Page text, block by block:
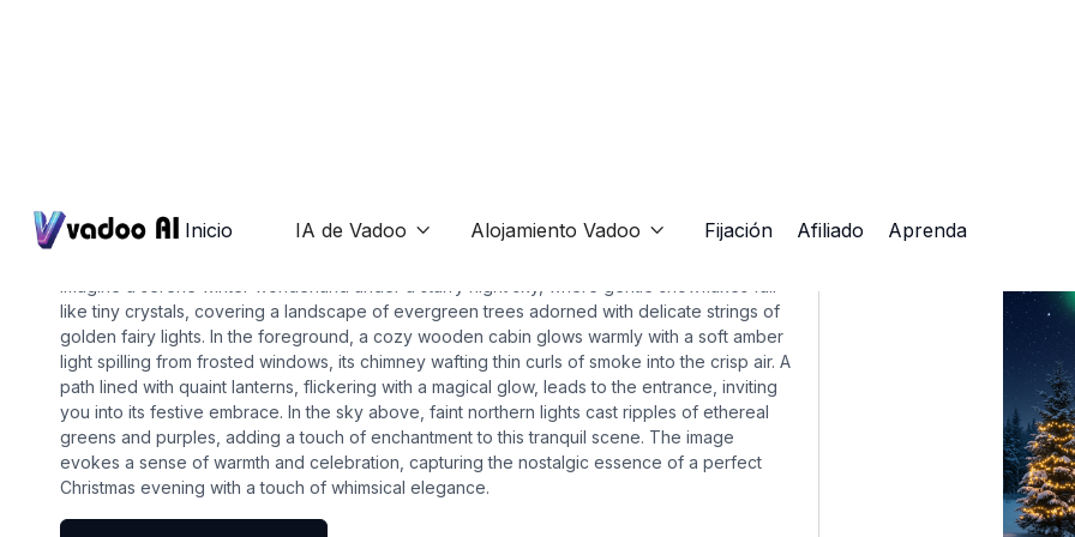
Inicio IA de Vadoo  Alojamiento Vadoo  Fijación Afiliado Aprenda
christmas wallpaper aesthetic
like tiny crystals, covering a landscape of evergreen trees adorned with delicate strings of
golden fairy lights. In the foreground, a cozy wooden cabin glows warmly with a soft amber
light spilling from frosted windows, its chimney wafting thin curls of smoke into the crisp air. A
path lined with quaint lanterns, flickering with a magical glow, leads to the entrance, inviting
you into its festive embrace. In the sky above, faint northern lights cast ripples of ethereal
greens and purples, adding a touch of enchantment to this tranquil scene. The image
evokes a sense of warmth and celebration, capturing the nostalgic essence of a perfect
Christmas evening with a touch of whimsical elegance.